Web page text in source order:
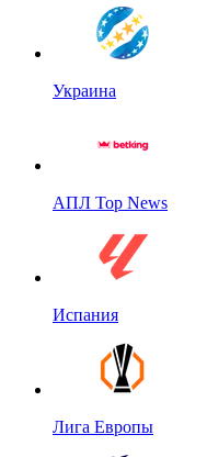
Украина
АПЛ Top News
Испания
Лига Европы